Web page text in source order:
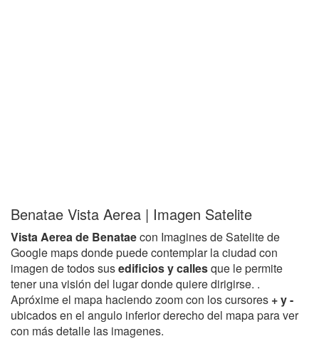
Benatae Vista Aerea | Imagen Satelite
Vista Aerea de Benataecon Imagines de Satelite de
Google maps donde puede contemplar la ciudad con
imagen de todos susedificios y callesque le permite
tener una visión del lugar donde quiere dirigirse. .
Apróxime el mapa haciendo zoom con los cursores + y -
ubicados en el angulo inferior derecho del mapa para ver
con más detalle las imagenes.